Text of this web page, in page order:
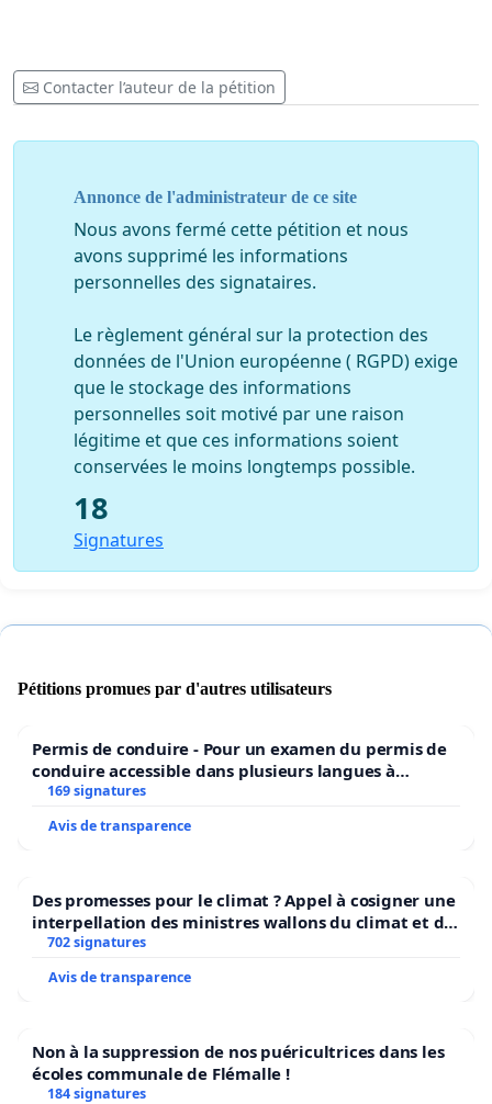
administrateur·trice·s les meilleures pratiques à mettre
de l’avant;
Considérant votre mandat de veiller à l’appréciation et à
professionnelle de l’ensemble de vos membres dans
toutes les installations de votre établissement;
Considérant que la gestion centrée sur l’atteinte des
cibles fixées dans les ententes de gestion et
d’imputabilité crée une pression indue et des
conditions d’exercice incompatibles avec une pratique
de qualité pour les professionnel·le·s et technicien·ne·s,
nuisant à l’attraction et à la rétention de la main-
d’œuvre;
Considérant votre responsabilité envers le conseil
d’administration de donner votre avis sur la
planification de la main-d’œuvre;
Je, soussigné·e·, vous demande à titre de membres du
Laurentidesd’évaluer dans les meilleurs délais les
services, et de formuler des recommandations
problématiques affectant la pratique professionnelle, la
dispensation des soins et services aux usager·ère·s et la
planification de la main-d’œuvre.
ENGLISH
OCCI tool (Computerized clinical treatment pathway)
Members of the Executive Committee of the
Multidisciplinary Council, We wish to convey to you our
Contacter l’auteur de la pétition
Annonce de l'administrateur de ce site
Nous avons fermé cette pétition et nous
avons supprimé les informations
personnelles des signataires.
Le règlement général sur la protection des
données de l'Union européenne ( RGPD) exige
que le stockage des informations
personnelles soit motivé par une raison
légitime et que ces informations soient
conservées le moins longtemps possible.
18
Signatures
Pétitions promues par d'autres utilisateurs
Permis de conduire - Pour un examen du permis de
conduire accessible dans plusieurs langues à
Bruxelles
169 signatures
Avis de transparence
Des promesses pour le climat ? Appel à cosigner une
interpellation des ministres wallons du climat et de
l’environnement.
702 signatures
Avis de transparence
Non à la suppression de nos puéricultrices dans les
écoles communale de Flémalle !
184 signatures